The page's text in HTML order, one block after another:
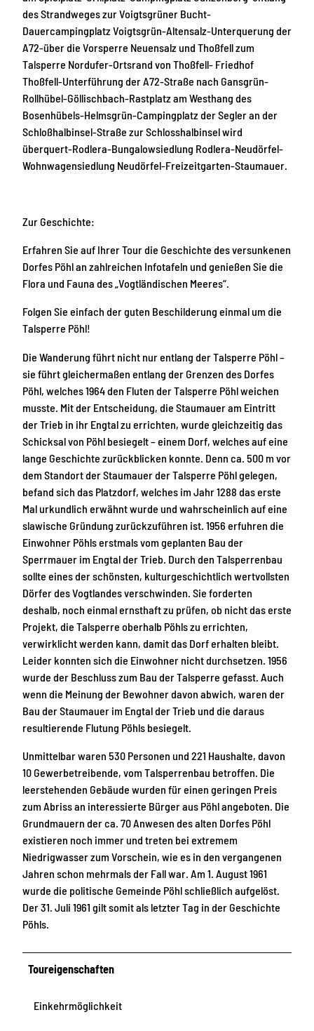
des Strandweges zur Voigtsgrüner Bucht-
Dauercampingplatz Voigtsgrün-Altensalz-Unterquerung der
A72-über die Vorsperre Neuensalz und Thoßfell zum
Talsperre Nordufer-Ortsrand von Thoßfell- Friedhof
Thoßfell-Unterführung der A72-Straße nach Gansgrün-
Rollhübel-Göllischbach-Rastplatz am Westhang des
Bosenhübels-Helmsgrün-Campingplatz der Segler an der
Schloßhalbinsel-Straße zur Schlosshalbinsel wird
überquert-Rodlera-Bungalowsiedlung Rodlera-Neudörfel-
Wohnwagensiedlung Neudörfel-Freizeitgarten-Staumauer.
Zur Geschichte:
Erfahren Sie auf Ihrer Tour die Geschichte des versunkenen
Dorfes Pöhl an zahlreichen Infotafeln und genießen Sie die
Flora und Fauna des „Vogtländischen Meeres“.
Folgen Sie einfach der guten Beschilderung einmal um die
Talsperre Pöhl!
Die Wanderung führt nicht nur entlang der Talsperre Pöhl –
sie führt gleichermaßen entlang der Grenzen des Dorfes
Pöhl, welches 1964 den Fluten der Talsperre Pöhl weichen
musste. Mit der Entscheidung, die Staumauer am Eintritt
der Trieb in ihr Engtal zu errichten, wurde gleichzeitig das
Schicksal von Pöhl besiegelt – einem Dorf, welches auf eine
lange Geschichte zurückblicken konnte. Denn ca. 500 m vor
dem Standort der Staumauer der Talsperre Pöhl gelegen,
befand sich das Platzdorf, welches im Jahr 1288 das erste
Mal urkundlich erwähnt wurde und wahrscheinlich auf eine
slawische Gründung zurückzuführen ist. 1956 erfuhren die
Einwohner Pöhls erstmals vom geplanten Bau der
Sperrmauer im Engtal der Trieb. Durch den Talsperrenbau
sollte eines der schönsten, kulturgeschichtlich wertvollsten
Dörfer des Vogtlandes verschwinden. Sie forderten
deshalb, noch einmal ernsthaft zu prüfen, ob nicht das erste
Projekt, die Talsperre oberhalb Pöhls zu errichten,
verwirklicht werden kann, damit das Dorf erhalten bleibt.
Leider konnten sich die Einwohner nicht durchsetzen. 1956
wurde der Beschluss zum Bau der Talsperre gefasst. Auch
wenn die Meinung der Bewohner davon abwich, waren der
Bau der Staumauer im Engtal der Trieb und die daraus
resultierende Flutung Pöhls besiegelt.
Unmittelbar waren 530 Personen und 221 Haushalte, davon
10 Gewerbetreibende, vom Talsperrenbau betroffen. Die
leerstehenden Gebäude wurden für einen geringen Preis
zum Abriss an interessierte Bürger aus Pöhl angeboten. Die
Grundmauern der ca. 70 Anwesen des alten Dorfes Pöhl
existieren noch immer und treten bei extremem
Niedrigwasser zum Vorschein, wie es in den vergangenen
Jahren schon mehrmals der Fall war. Am 1. August 1961
wurde die politische Gemeinde Pöhl schließlich aufgelöst.
Der 31. Juli 1961 gilt somit als letzter Tag in der Geschichte
Pöhls.
Toureigenschaften
Einkehrmöglichkeit